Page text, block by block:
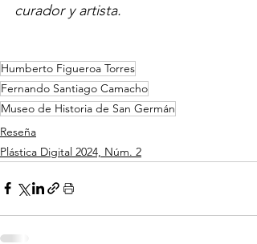
curador y artista.
Humberto Figueroa Torres
Fernando Santiago Camacho
Museo de Historia de San Germán
Reseña
Plástica Digital 2024, Núm. 2